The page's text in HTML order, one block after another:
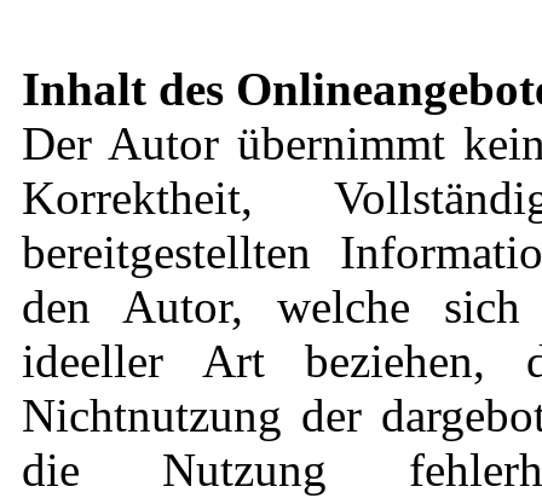
Inhalt des
Der Autor übernimmt
Korrektheit,
bereitgestellten
den Autor, welche sich
ideeller Art beziehen,
Nichtnutzung der
die Nutzung